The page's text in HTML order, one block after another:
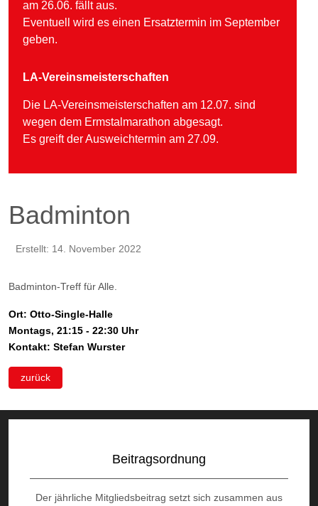
am 26.06. fällt aus.
Eventuell wird es einen Ersatztermin im September
geben.
LA-Vereinsmeisterschaften
Die LA-Vereinsmeisterschaften am 12.07. sind
wegen dem Ermstalmarathon abgesagt.
Es greift der Ausweichtermin am 27.09.
Badminton
Erstellt: 14. November 2022
Badminton-Treff für Alle.
Ort: Otto-Single-Halle
Montags, 21:15 - 22:30 Uhr
Kontakt: Stefan Wurster
zurück
Beitragsordnung
Der jährliche Mitgliedsbeitrag setzt sich zusammen aus